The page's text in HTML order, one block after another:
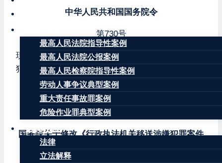
最高人民法院指导性案例
最高人民法院公报案例
最高人民检察院指导性案例
劳动人事争议典型案例
重大责任事故罪案例
危险作业罪典型案例
法律法规
法律
立法解释
中华人民共和国国务院令
第730号
现公布《国务院关于修改〈行政执法机关移送涉嫌
犯罪案件的规定〉的决定》，自公布之日起施行。
总 理 李克强
国务院关于修改《行政执法机关移送涉嫌犯罪案件
的规定》的决定